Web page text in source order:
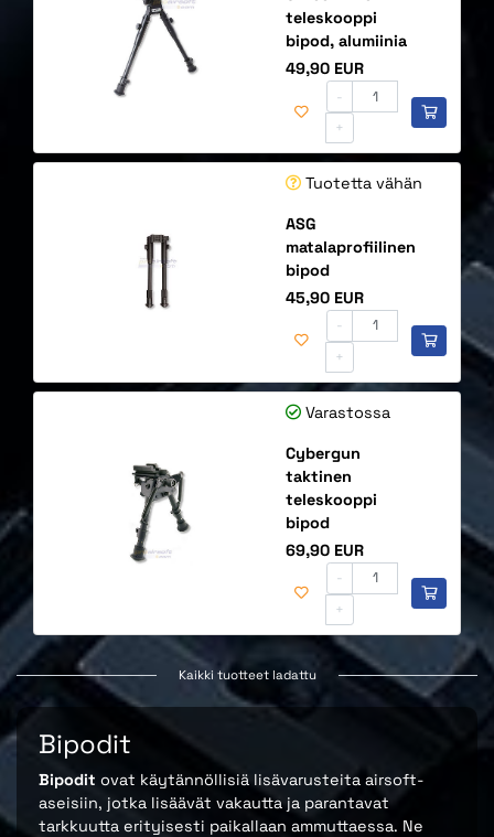
teleskooppi
bipod, alumiinia
Hinta
49,90 EUR
-
+
Tuotetta vähän
ASG
matalaprofiilinen
bipod
Hinta
45,90 EUR
-
+
Varastossa
Cybergun
taktinen
teleskooppi
bipod
Hinta
69,90 EUR
-
+
Kaikki tuotteet ladattu
Bipodit
Bipodit ovat käytännöllisiä lisävarusteita airsoft-
aseisiin, jotka lisäävät vakautta ja parantavat
tarkkuutta erityisesti paikallaan ammuttaessa. Ne